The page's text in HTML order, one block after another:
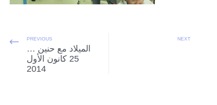
PREVIOUS
الميلاد مع حنين …
25 كانون الأول
2014
NEXT